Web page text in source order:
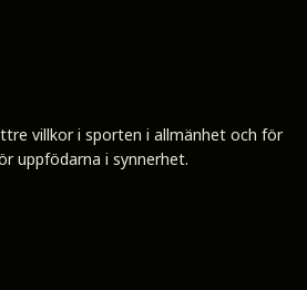
villkor i sporten i allmänhet och för
uppfödarna i synnerhet.